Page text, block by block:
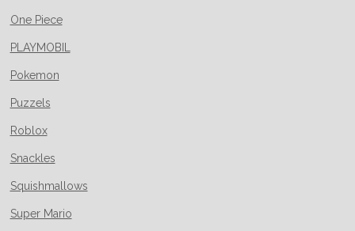
One Piece
PLAYMOBIL
Pokemon
Puzzels
Roblox
Snackles
Squishmallows
Super Mario